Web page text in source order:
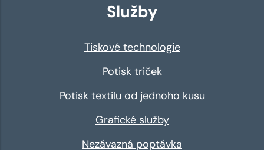
Služby
Tiskové technologie
Potisk triček
Potisk textilu od jednoho kusu
Grafické služby
Nezávazná poptávka